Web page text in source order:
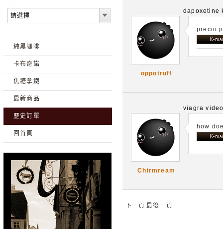
請選擇
純黑咖啡
卡布奇諾
焦糖拿鐵
最新商品
歷史訂單
回首頁
oppotruff
dapoxetine
precio
Chirmream
viagra
how
下一頁 最後一頁